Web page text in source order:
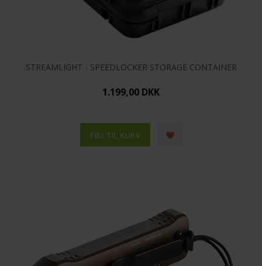
STREAMLIGHT - SPEEDLOCKER STORAGE CONTAINER
1.199,00 DKK